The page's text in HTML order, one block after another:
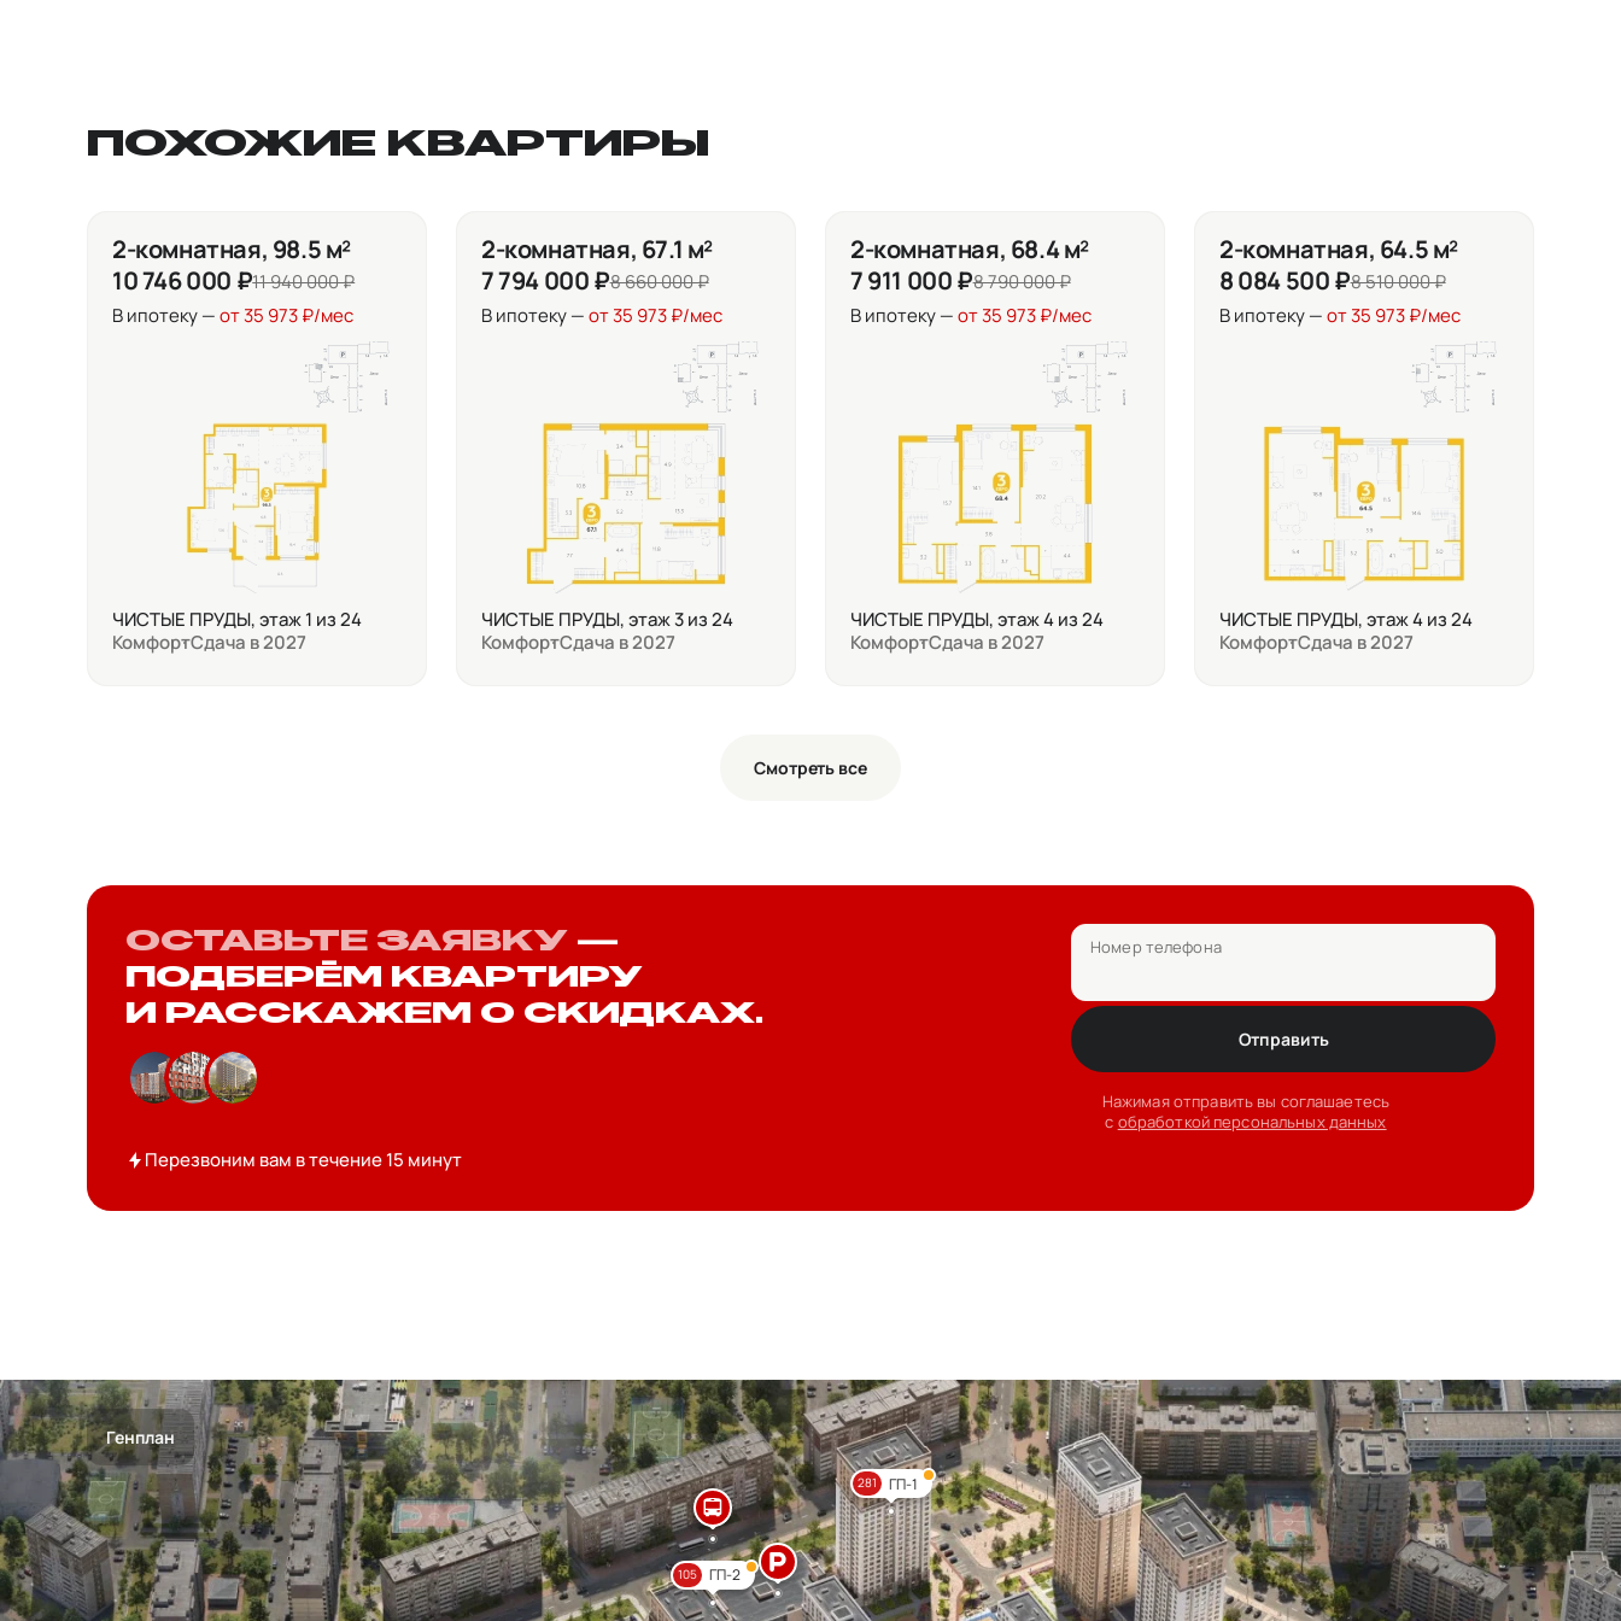
ПОХОЖИЕ КВАРТИРЫ
2-комнатная, 98.5 м²
10 746 000 ₽11 940 000 ₽
В ипотеку —от 35 973 ₽/мес
ЧИСТЫЕ ПРУДЫ, этаж 1 из 24
КомфортСдача в 2027
2-комнатная, 67.1 м²
7 794 000 ₽8 660 000 ₽
В ипотеку —от 35 973 ₽/мес
ЧИСТЫЕ ПРУДЫ, этаж 3 из 24
КомфортСдача в 2027
2-комнатная, 68.4 м²
7 911 000 ₽8 790 000 ₽
В ипотеку —от 35 973 ₽/мес
ЧИСТЫЕ ПРУДЫ, этаж 4 из 24
КомфортСдача в 2027
2-комнатная, 64.5 м²
8 084 500 ₽8 510 000 ₽
В ипотеку —от 35 973 ₽/мес
ЧИСТЫЕ ПРУДЫ, этаж 4 из 24
КомфортСдача в 2027
Смотреть все
ОСТАВЬТЕ ЗАЯВКУ —
ПОДБЕРЁМ КВАРТИРУ
И РАССКАЖЕМ О СКИДКАХ.
Перезвоним вам в течение 15 минут
Номер телефона
Отправить
Нажимая отправить вы соглашаетесь
с обработкой персональных данных
Генплан
281 ГП-1
105 ГП-2